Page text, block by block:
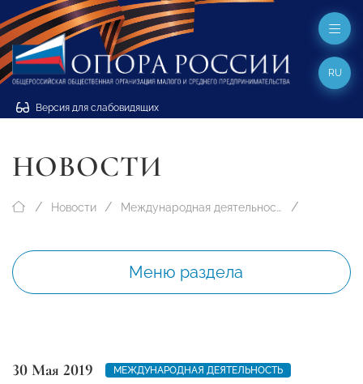
Версия для слабовидящих
RU
НОВОСТИ
Новости Международная деятельность
Меню раздела
30 Мая 2019 МЕЖДУНАРОДНАЯ ДЕЯТЕЛЬНОСТЬ